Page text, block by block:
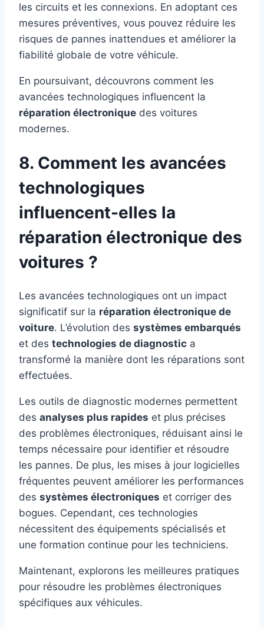
les circuits et les connexions. En adoptant ces
mesures préventives, vous pouvez réduire les
risques de pannes inattendues et améliorer la
fiabilité globale de votre véhicule.
En poursuivant, découvrons comment les
avancées technologiques influencent la
réparation électronique des voitures
modernes.
8. Comment les avancées
technologiques
influencent-elles la
réparation électronique des
voitures ?
Les avancées technologiques ont un impact
significatif sur la réparation électronique de
voiture. L’évolution des systèmes embarqués
et des technologies de diagnostic a
transformé la manière dont les réparations sont
effectuées.
Les outils de diagnostic modernes permettent
des analyses plus rapides et plus précises
des problèmes électroniques, réduisant ainsi le
temps nécessaire pour identifier et résoudre
les pannes. De plus, les mises à jour logicielles
fréquentes peuvent améliorer les performances
des systèmes électroniques et corriger des
bogues. Cependant, ces technologies
nécessitent des équipements spécialisés et
une formation continue pour les techniciens.
Maintenant, explorons les meilleures pratiques
pour résoudre les problèmes électroniques
spécifiques aux véhicules.